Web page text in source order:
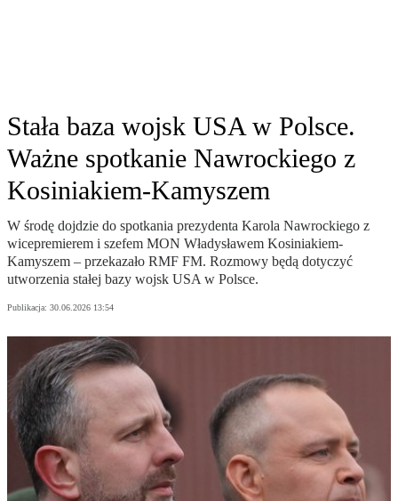
Stała baza wojsk USA w Polsce.
Ważne spotkanie Nawrockiego z
Kosiniakiem-Kamyszem
W środę dojdzie do spotkania prezydenta Karola Nawrockiego z
wicepremierem i szefem MON Władysławem Kosiniakiem-
Kamyszem – przekazało RMF FM. Rozmowy będą dotyczyć
utworzenia stałej bazy wojsk USA w Polsce.
Publikacja: 30.06.2026 13:54